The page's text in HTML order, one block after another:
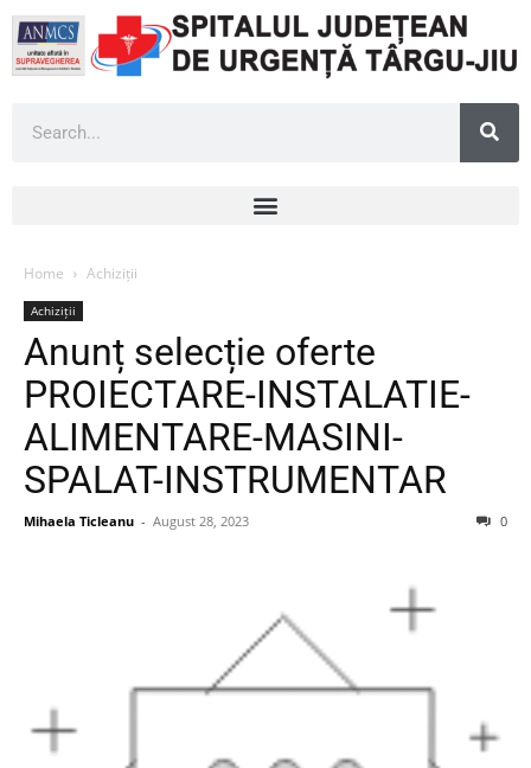
Home Achiziții
Achiziții
Anunț selecție oferte
PROIECTARE-INSTALATIE-
ALIMENTARE-MASINI-
SPALAT-INSTRUMENTAR
Mihaela Ticleanu - August 28, 2023 0